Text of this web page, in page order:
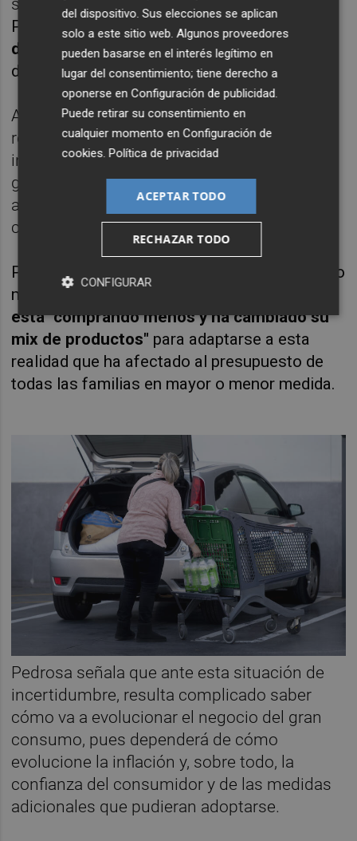
sus momentos de indulgencia y disfrute".
Para muestra,los datos de demanda fuera
del hogar durante esta Semana Santa
detalla.
Ante esta situación, la experta apunta que
resulta oportuno entender que la situación
inflacionista afecta a todas las partidas de
gasto -vivienda, ocio, suministros y
alimentación, entre otros- que funcionan
como "vasos comunicantes".
Por ahora, en alimentación, lo que ha quedado
manifiesto y datado es que
está "comprando menos y ha cambiado su
mix de productos" para adaptarse a esta
realidad que ha afectado al presupuesto de
todas las familias en mayor o menor medida.
Pedrosa señala que ante esta situación de
incertidumbre, resulta complicado saber
cómo va a evolucionar el negocio del gran
consumo, pues dependerá de cómo
evolucione la inflación y, sobre todo, la
confianza del consumidor y de las medidas
adicionales que pudieran adoptarse.
del dispositivo. Sus elecciones se aplican
solo a este sitio web. Algunos proveedores
pueden basarse en el interés legítimo en
lugar del consentimiento; tiene derecho a
oponerse enConfiguración de publicidad.
Puede retirar su consentimiento en
cualquier momento enConfiguración de
cookies.Política de privacidad
ACEPTAR TODO
RECHAZAR TODO
CONFIGURAR